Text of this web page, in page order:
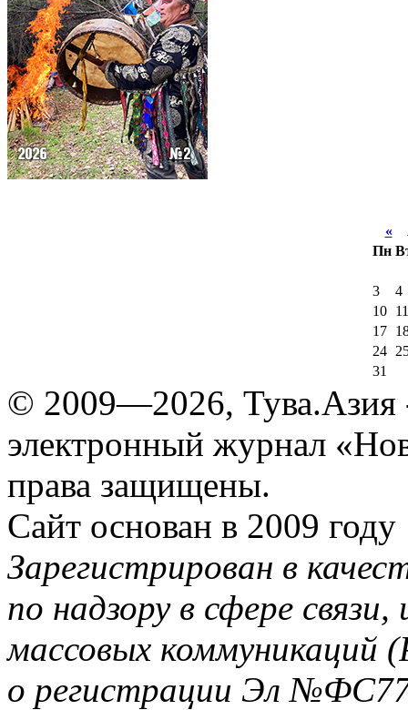
«
Пн
3
4
10
11
17
24
31
© 2009—2026, Тува.Азия
электронный журнал
права защищены.
Сайт основан в 2009 году
Зарегистрирован в
по надзору в сфере
массовых коммуникаций
о регистрации Эл